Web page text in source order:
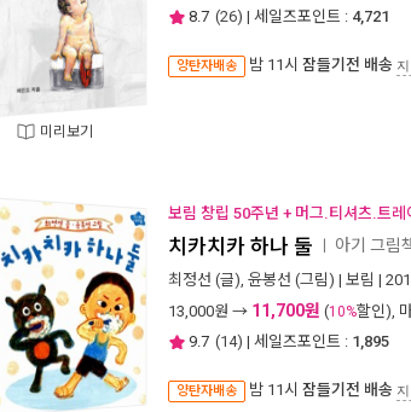
미리보기
8.7 (26) | 세일즈포인트 : 4,721
양탄자배송 밤 11시 잠들기전 배송
보림 창립 50주년 + 머그.티셔츠.트
치카치카 하나 둘 아기 그림
최정선 (글), 윤봉선 (그림) | 보림 |
13,000원 → 11,700원 (10%할인),
9.7 (14) | 세일즈포인트 : 1,895
양탄자배송 밤 11시 잠들기전 배송